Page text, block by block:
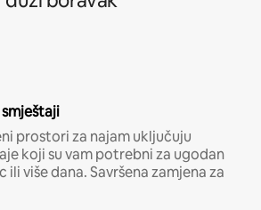
prostori za najam uključuju
koji su vam potrebni za ugodan
ili više dana. Savršena zamjena za